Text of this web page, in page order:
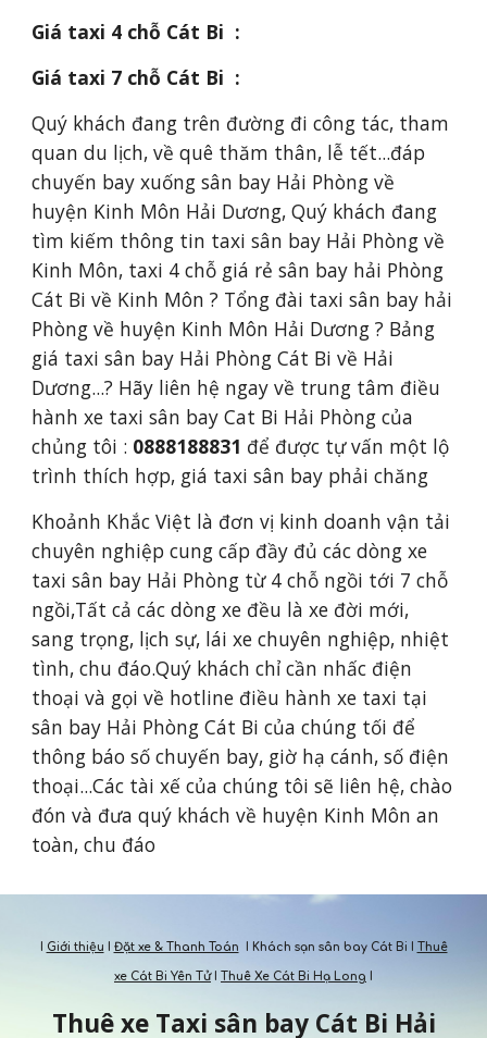
Giá taxi 4 chỗ Cát Bi  :
Giá taxi 7 chỗ Cát Bi  :
Quý khách đang trên đường đi công tác, tham
quan du lịch, về quê thăm thân, lễ tết...đáp
chuyến bay xuống sân bay Hải Phòng về
huyện Kinh Môn Hải Dương, Quý khách đang
tìm kiếm thông tin taxi sân bay Hải Phòng về
Kinh Môn, taxi 4 chỗ giá rẻ sân bay hải Phòng
Cát Bi về Kinh Môn ? Tổng đài taxi sân bay hải
Phòng về huyện Kinh Môn Hải Dương ? Bảng
giá taxi sân bay Hải Phòng Cát Bi về Hải
Dương...? Hãy liên hệ ngay về trung tâm điều
hành xe taxi sân bay Cat Bi Hải Phòng của
chủng tôi : 0888188831 để được tự vấn một lộ
trình thích hợp, giá taxi sân bay phải chăng
Khoảnh Khắc Việt là đơn vị kinh doanh vận tải
chuyên nghiệp cung cấp đầy đủ các dòng xe
taxi sân bay Hải Phòng từ 4 chỗ ngồi tới 7 chỗ
ngồi,Tất cả các dòng xe đều là xe đời mới,
sang trọng, lịch sự, lái xe chuyên nghiệp, nhiệt
tình, chu đáo.Quý khách chỉ cần nhấc điện
thoại và gọi về hotline điều hành xe taxi tại
sân bay Hải Phòng Cát Bi của chúng tối để
thông báo số chuyến bay, giờ hạ cánh, số điện
thoại...Các tài xế của chúng tôi sẽ liên hệ, chào
đón và đưa quý khách về huyện Kinh Môn an
toàn, chu đáo
Giới thiệu Đặt xe & Thanh Toán I Khách sạn sân bay Cát Bi I Thuê
xe Cát Bi Yên TửI Thuê Xe Cát Bi Hạ Long
Thuê xe Taxi sân bay Cát Bi Hải